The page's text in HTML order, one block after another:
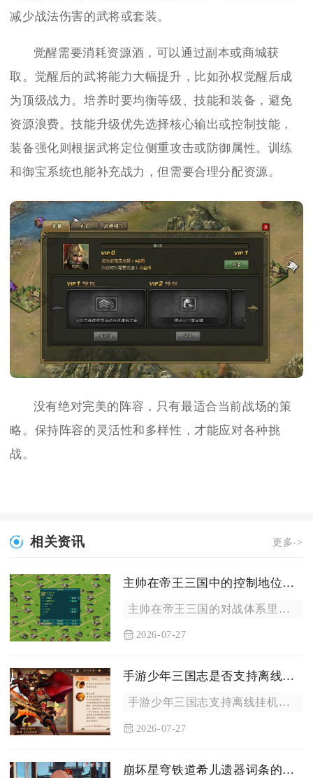
减少战法伤害的武将或套装。
觉醒需要消耗资源酒，可以通过副本或商城获
取。觉醒后的武将能力大幅提升，比如孙权觉醒后成
为顶级战力。培养时要均衡等级、技能和装备，避免
资源浪费。技能升级优先选择核心输出或控制技能，
装备强化则根据武将定位侧重攻击或防御属性。训练
和御宝系统也能补充战力，但需要合理分配资源。
没有绝对完美的阵容，只有最适合当前战场的策
略。保持阵容的灵活性和多样性，才能应对各种挑
战。
相关资讯 更多->
主帅在帝王三国中的控制地位如何
主帅在帝王三国的对战体系里占据绝对的战术控制核心地位，整支军...
2026-07-27
手游少年三国志是否支持离线挂机
手游少年三国志支持离线挂机，退出游戏、关闭后台后系统依旧持续...
2026-07-27
崩坏星穹铁道希儿遗器词条的来源有哪些